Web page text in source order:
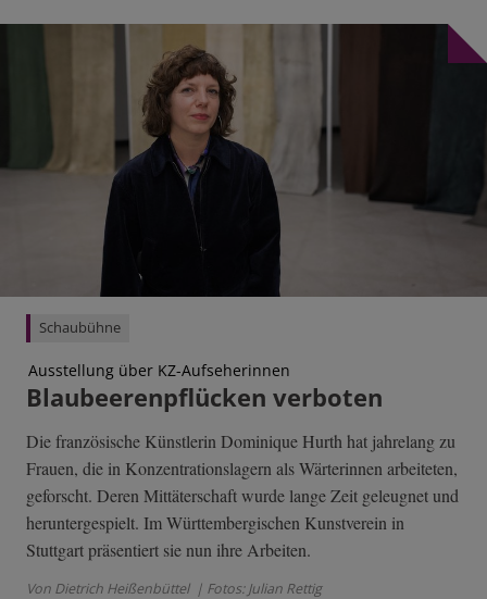
Schaubühne
Ausstellung über KZ-Aufseherinnen
Blaubeerenpflücken verboten
Die französische Künstlerin Dominique Hurth hat jahrelang zu
Frauen, die in Konzentrationslagern als Wärterinnen arbeiteten,
geforscht. Deren Mittäterschaft wurde lange Zeit geleugnet und
heruntergespielt. Im Württembergischen Kunstverein in
Stuttgart präsentiert sie nun ihre Arbeiten.
Von Dietrich Heißenbüttel | Fotos: Julian Rettig